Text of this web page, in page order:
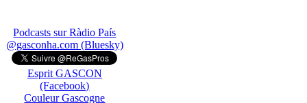
Podcasts sur Ràdio País
@gasconha.com (Bluesky)
Esprit GASCON
(Facebook)
Couleur Gascogne